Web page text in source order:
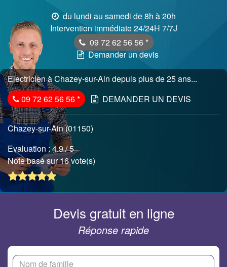
du lundi au samedi de 8h à 20h
Intervention immédiate 24/24H 7/7J
09 72 62 56 56 *
Demander un devis
Electricien à Chazey-sur-Ain depuis plus de 25 ans...
09 72 62 56 56* DEMANDER UN DEVIS
Chazey-sur-Ain (01150)
Evaluation :4.9/ 5
Note basé sur 16 vote(s)
Devis gratuit en ligne
Réponse rapide